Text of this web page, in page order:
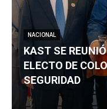
NACIONAL
KAST SE
ELECTO DE
SEGURIDAD